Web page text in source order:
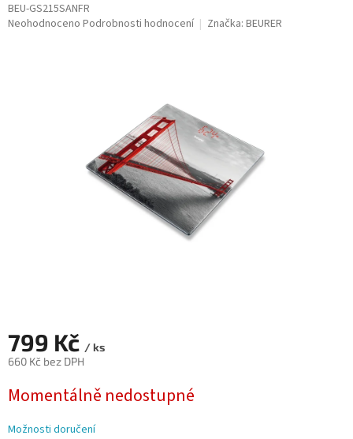
BEU-GS215SANFR
Průměrné
Neohodnoceno Podrobnosti hodnocení Značka: BEURER
799 Kč / ks
660 Kč bez DPH
cena:
Momentálně nedostupné
Možnosti doručení